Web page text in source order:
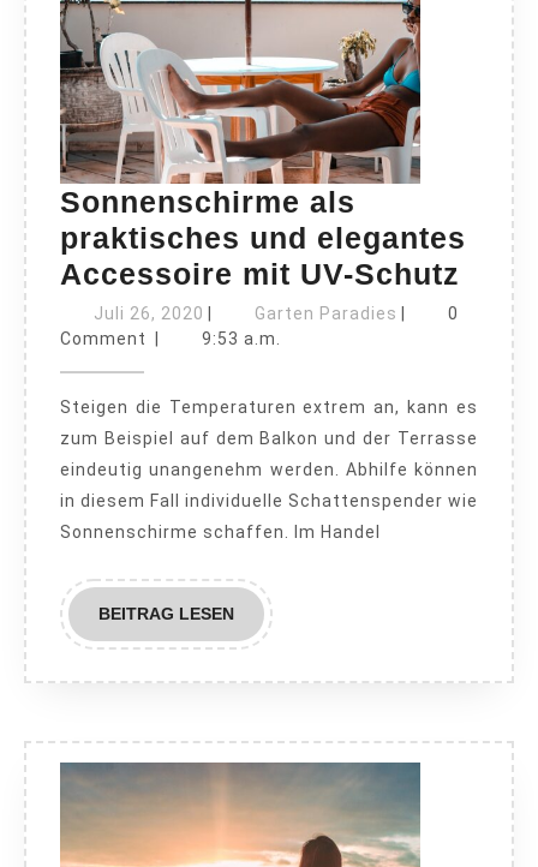
Sonnenschirme als
praktisches und elegantes
Accessoire mit UV-Schutz
und
mit
UV-
Juli 26, 2020 Juli
26,
Garten Paradies Garten
0
Comment
9:53 a.m.
Steigen die Temperaturen extrem an, kann es
zum Beispiel auf dem Balkon und der Terrasse
eindeutig unangenehm werden. Abhilfe können
in diesem Fall individuelle Schattenspender wie
Sonnenschirme schaffen. Im Handel
BEITRAG LESENBEITRAG
LESEN